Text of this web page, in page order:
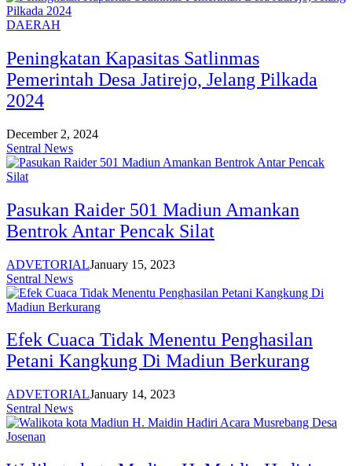
DAERAH
Peningkatan Kapasitas Satlinmas
Pemerintah Desa Jatirejo, Jelang Pilkada
2024
December 2, 2024
Sentral News
Pasukan Raider 501 Madiun Amankan
Bentrok Antar Pencak Silat
ADVETORIALJanuary 15, 2023
Sentral News
Efek Cuaca Tidak Menentu Penghasilan
Petani Kangkung Di Madiun Berkurang
ADVETORIALJanuary 14, 2023
Sentral News